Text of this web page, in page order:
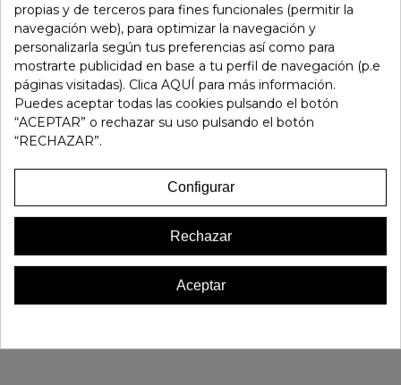
Fuera de stock 0 Artículos
Referencia: 183298
Marca: Gaimo
Favorito 0
16 OTROS PRODUCTOS EN LA MISMA CATEGORÍA:
propias y de terceros para fines funcionales (permitir la
navegación web), para optimizar la navegación y
personalizarla según tus preferencias así como para
mostrarte publicidad en base a tu perfil de navegación (p.e
páginas visitadas). Clica AQUÍ para más información.
Puedes aceptar todas las cookies pulsando el botón
“ACEPTAR” o rechazar su uso pulsando el botón
“RECHAZAR”.
Configurar
Rechazar
Aceptar